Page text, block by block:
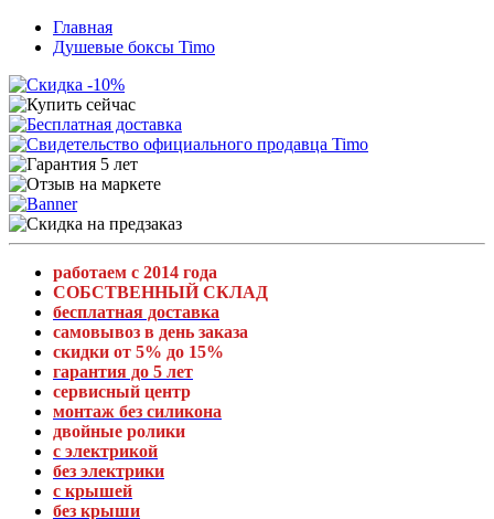
Главная
Душевые боксы Timo
работаем с 2014 года
СОБСТВЕННЫЙ СКЛАД
бесплатная доставка
самовывоз в день заказа
скидки от 5% до 15%
гарантия до 5 лет
сервисный центр
монтаж без силикона
двойные ролики
с электрикой
без электрики
с крышей
без крыши